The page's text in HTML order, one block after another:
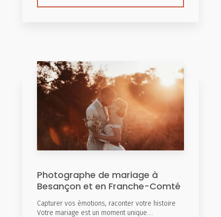
Photographe de mariage à
Besançon et en Franche-Comté
Capturer vos émotions, raconter votre histoire
Votre mariage est un moment unique....